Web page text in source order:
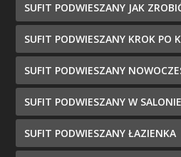
SUFIT PODWIESZANY JAK
SUFIT PODWIESZANY KROK PO
SUFIT PODWIESZANY
SUFIT PODWIESZANY W SALONIE
SUFIT PODWIESZANY ŁAZIENKA